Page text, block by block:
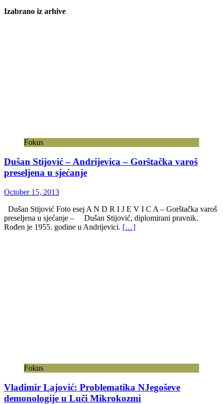
Izabrano iz arhive
Fokus
Dušan Stijović – Andrijevica – Gorštačka varoš
preseljena u sjećanje
October 15, 2013
Dušan Stijović Foto esej A N D R I J E V I C A – Gorštačka varoš
preseljena u sjećanje – Dušan Stijović, diplomirani pravnik.
Rođen je 1955. godine u Andrijevici. […]
Fokus
Vladimir Lajović: Problematika NJegoševe
demonologije u Luči Mikrokozmi